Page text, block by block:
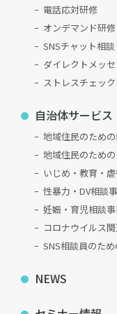
電話応対研修
オンデマンド研修
SNSチャット相
ダイレクトメッ
ストレスチェッ
自治体サービス
地域住民のため
地域住民のため
いじめ・教育・
性暴力・DV相談
妊娠・育児相談
コロナウイルス
SNS相談員のた
NEWS